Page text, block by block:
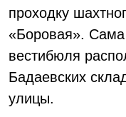
проходку
«Боровая».
вестибюля
Бадаевских
улицы.